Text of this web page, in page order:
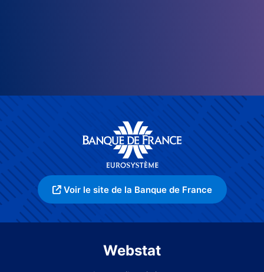
Voir le site de la Banque de France
Webstat